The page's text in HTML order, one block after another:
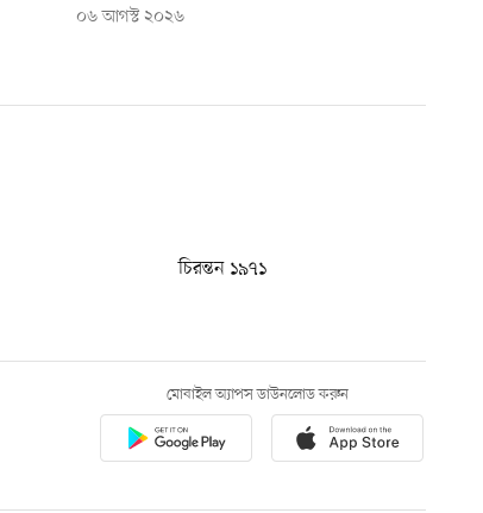
০৬ আগস্ট ২০২৬
চিরন্তন ১৯৭১
মোবাইল অ্যাপস ডাউনলোড করুন